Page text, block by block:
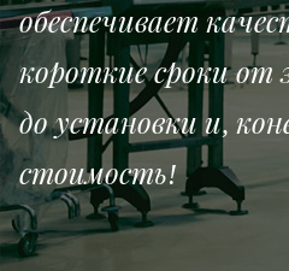
обеспечивает
короткие сроки от
до установки и,
стоимость!